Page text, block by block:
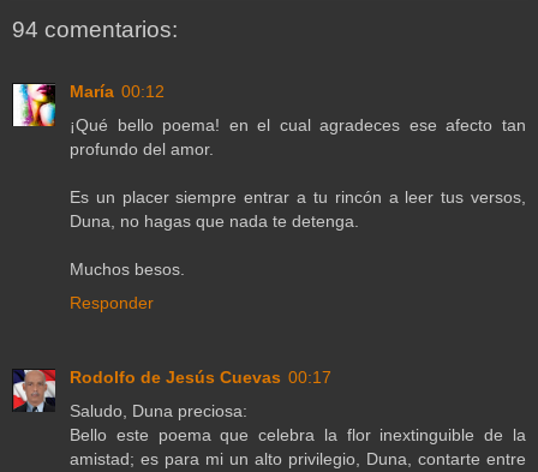
94 comentarios:
María 00:12
¡Qué bello poema! en el cual agradeces ese afecto tan
profundo del amor.
Es un placer siempre entrar a tu rincón a leer tus versos,
Duna, no hagas que nada te detenga.
Muchos besos.
Responder
Rodolfo de Jesús Cuevas 00:17
Saludo, Duna preciosa:
Bello este poema que celebra la flor inextinguible de la
amistad; es para mi un alto privilegio, Duna, contarte entre